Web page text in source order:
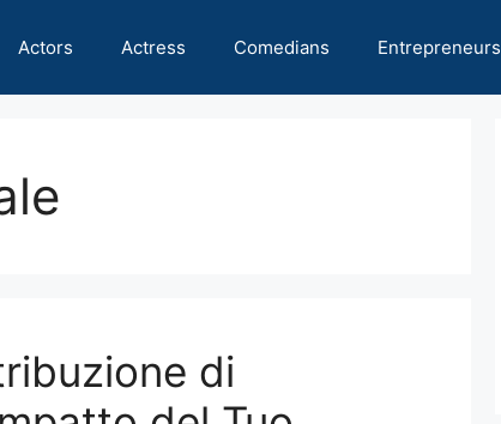
Actors Actress Comedians Entrepreneurs
di